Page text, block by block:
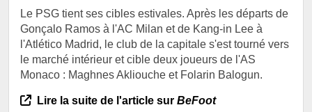
Le PSG tient ses cibles estivales. Après les départs de
Gonçalo Ramos à l'AC Milan et de Kang-in Lee à
l'Atlético Madrid, le club de la capitale s'est tourné vers
le marché intérieur et cible deux joueurs de l'AS
Monaco : Maghnes Akliouche et Folarin Balogun.
Lire la suite de l'article sur BeFoot